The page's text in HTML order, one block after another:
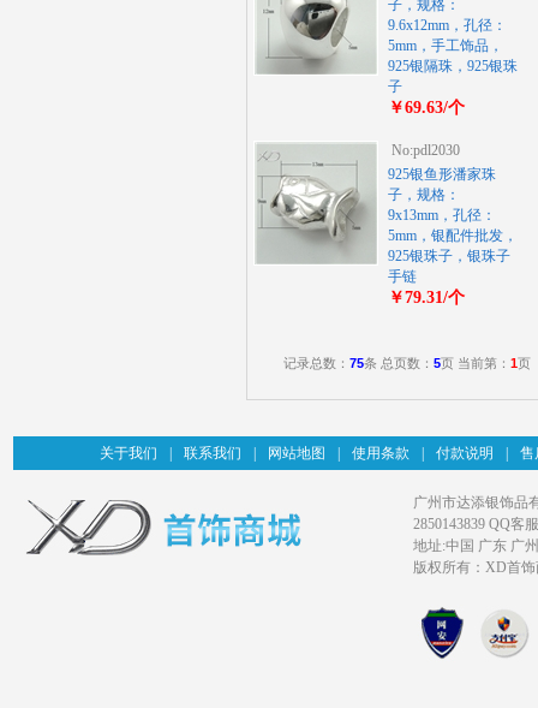
子，规格：
9.6x12mm，孔径：
5mm，手工饰品，
925银隔珠，925银珠
子
￥69.63/个
No:pdl2030
925银鱼形潘家珠
子，规格：
9x13mm，孔径：
5mm，银配件批发，
925银珠子，银珠子
手链
￥79.31/个
记录总数： 75条 总页数： 5页 当前第： 1页
关于我们 联系我们 网站地图 使用条款 付款说明 售
广州市达添银饰品
2850143839 QQ客
地址:中国 广东 广
版权所有：XD首